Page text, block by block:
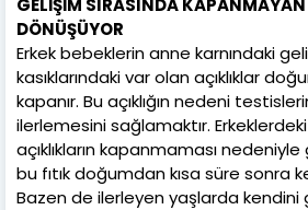
DÖNÜŞÜYOR
Erkek bebeklerin anne karnındaki
kasıklarındaki var olan açıklıklar
kapanır. Bu açıklığın nedeni
ilerlemesini sağlamaktır. Erkeklerdeki
açıklıkların kapanmaması
bu fıtık doğumdan kısa süre sonra
Bazen de ilerleyen yaşlarda kendini